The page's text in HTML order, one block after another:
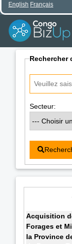
English Français
Rechercher
Secteur:
Acquisition
Forages et
la Province